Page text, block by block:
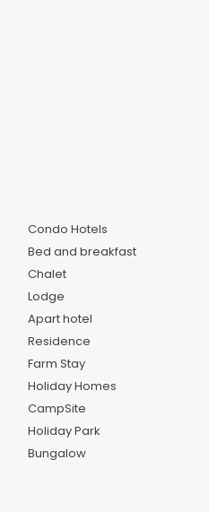
Condo Hotels
Bed and breakfast
Chalet
Lodge
Apart hotel
Residence
Farm Stay
Holiday Homes
CampSite
Holiday Park
Bungalow